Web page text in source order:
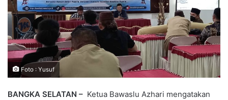
Foto : Yusuf
BANGKA SELATAN – Ketua Bawaslu Azhari mengatakan